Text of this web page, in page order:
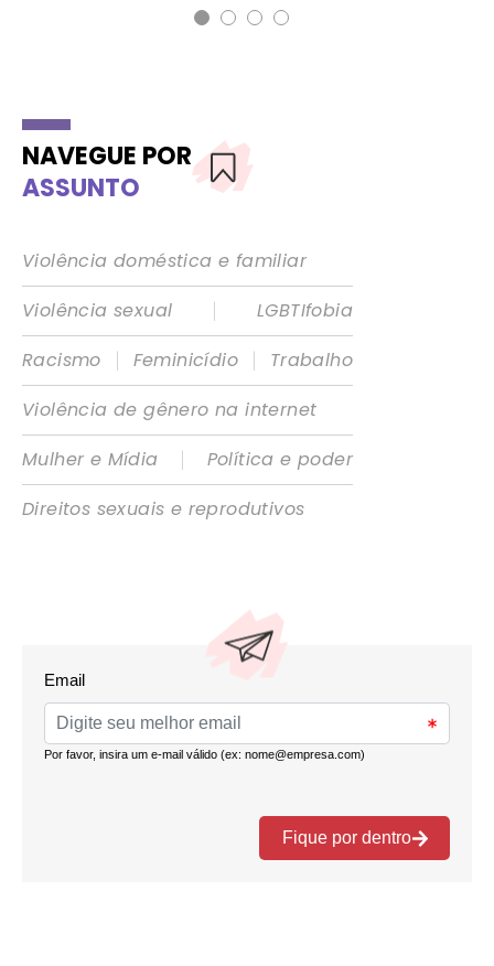
NAVEGUE POR
ASSUNTO
Violência doméstica e familiar
Violência sexual
|
LGBTIfobia
Racismo
| Feminicídio |
Trabalho
Violência de gênero na internet
Mulher e Mídia
|
Política e poder
Direitos sexuais e reprodutivos